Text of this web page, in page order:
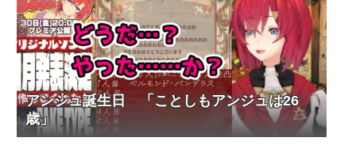
アンジュ誕生日 「ことしもアンジュは26
歳」